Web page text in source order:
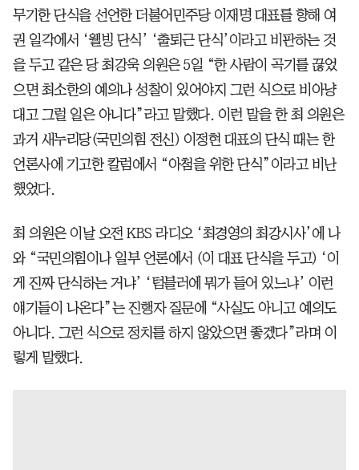
무기한 단식을 선언한 더불어민주당 이재명 대표를 향해 여
권 일각에서 ‘웰빙 단식’ ‘출퇴근 단식’이라고 비판하는 것
을 두고 같은 당 최강욱 의원은 5일 “한 사람이 곡기를 끊었
으면 최소한의 예의나 성찰이 있어야지 그런 식으로 비아냥
대고 그럴 일은 아니다”라고 말했다. 이런 말을 한 최 의원은
과거 새누리당(국민의힘 전신) 이정현 대표의 단식 때는 한
언론사에 기고한 칼럼에서 “아첨을 위한 단식”이라고 비난
했었다.
최 의원은 이날 오전 KBS 라디오 ‘최경영의 최강시사’에 나
와 “국민의힘이나 일부 언론에서 (이 대표 단식을 두고) ‘이
게 진짜 단식하는 거냐’ ‘텀블러에 뭐가 들어 있느냐’ 이런
얘기들이 나온다”는 진행자 질문에 “사실도 아니고 예의도
아니다. 그런 식으로 정치를 하지 않았으면 좋겠다”라며 이
렇게 말했다.